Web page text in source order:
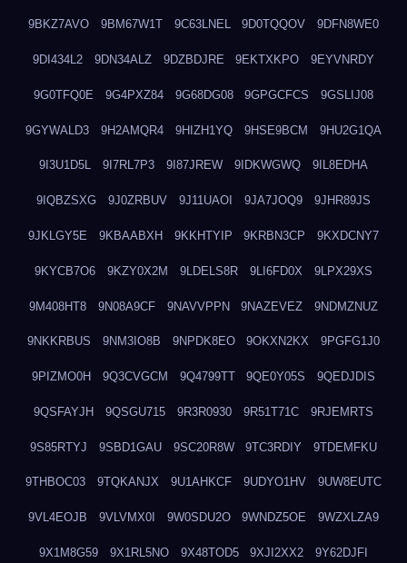
9BKZ7AVO 9BM67W1T 9C63LNEL 9D0TQQOV 9DFN8WE0
9DI434L2 9DN34ALZ 9DZBDJRE 9EKTXKPO 9EYVNRDY
9G0TFQ0E 9G4PXZ84 9G68DG08 9GPGCFCS 9GSLIJ08
9GYWALD3 9H2AMQR4 9HIZH1YQ 9HSE9BCM 9HU2G1QA
9I3U1D5L 9I7RL7P3 9I87JREW 9IDKWGWQ 9IL8EDHA
9IQBZSXG 9J0ZRBUV 9J11UAOI 9JA7JOQ9 9JHR89JS
9JKLGY5E 9KBAABXH 9KKHTYIP 9KRBN3CP 9KXDCNY7
9KYCB7O6 9KZY0X2M 9LDELS8R 9LI6FD0X 9LPX29XS
9M408HT8 9N08A9CF 9NAVVPPN 9NAZEVEZ 9NDMZNUZ
9NKKRBUS 9NM3IO8B 9NPDK8EO 9OKXN2KX 9PGFG1J0
9PIZMO0H 9Q3CVGCM 9Q4799TT 9QE0Y05S 9QEDJDIS
9QSFAYJH 9QSGU715 9R3R0930 9R51T71C 9RJEMRTS
9S85RTYJ 9SBD1GAU 9SC20R8W 9TC3RDIY 9TDEMFKU
9THBOC03 9TQKANJX 9U1AHKCF 9UDYO1HV 9UW8EUTC
9VL4EOJB 9VLVMX0I 9W0SDU2O 9WNDZ5OE 9WZXLZA9
9X1M8G59 9X1RL5NO 9X48TOD5 9XJI2XX2 9Y62DJFI